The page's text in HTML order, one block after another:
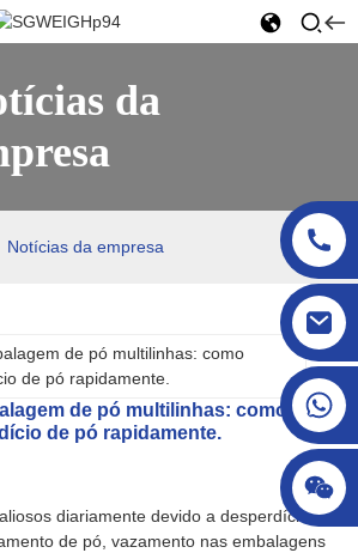
da
Notícias da empresa
de pó multilinhas: como
de pó rapidamente.
diariamente devido a desperdício
de pó, vazamento nas embalagens